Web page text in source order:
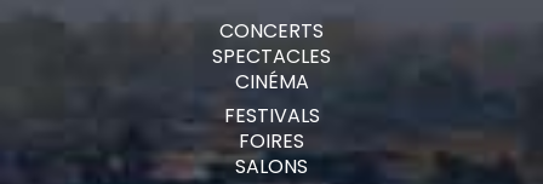
CONCERTS
SPECTACLES
CINÉMA
FESTIVALS
FOIRES
SALONS